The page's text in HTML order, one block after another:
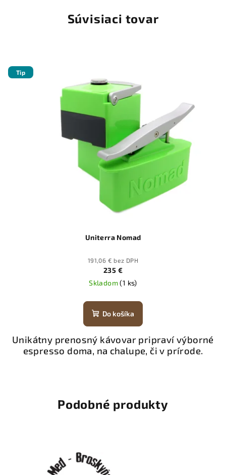
Súvisiaci tovar
Tip
Uniterra Nomad
191,06 € bez DPH
235 €
Skladom(1 ks)
Do košíka
Unikátny prenosný kávovar pripraví výborné
espresso doma, na chalupe, či v prírode.
Podobné produkty